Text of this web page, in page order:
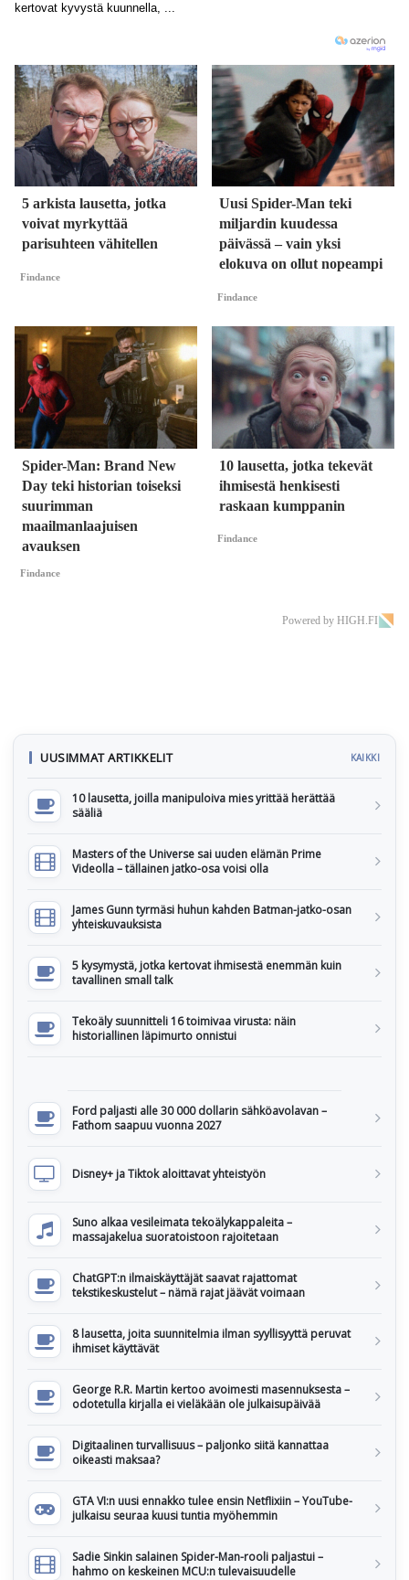
5 arkista lausetta, jotka
voivat myrkyttää
parisuhteen vähitellen
Findance
Uusi Spider-Man teki
miljardin kuudessa
päivässä – vain yksi
elokuva on ollut nopeampi
Findance
Spider-Man: Brand New
Day teki historian toiseksi
suurimman
maailmanlaajuisen
avauksen
Findance
10 lausetta, jotka tekevät
ihmisestä henkisesti
raskaan kumppanin
Findance
Powered by HIGH.FI
UUSIMMAT ARTIKKELIT KAIKKI
10 lausetta, joilla manipuloiva mies yrittää herättää
sääliä
Masters of the Universe sai uuden elämän Prime
Videolla – tällainen jatko-osa voisi olla
James Gunn tyrmäsi huhun kahden Batman-jatko-osan
yhteiskuvauksista
5 kysymystä, jotka kertovat ihmisestä enemmän kuin
tavallinen small talk
Tekoäly suunnitteli 16 toimivaa virusta: näin
historiallinen läpimurto onnistui
Ford paljasti alle 30 000 dollarin sähköavolavan –
Fathom saapuu vuonna 2027
Disney+ ja Tiktok aloittavat yhteistyön
Suno alkaa vesileimata tekoälykappaleita –
massajakelua suoratoistoon rajoitetaan
ChatGPT:n ilmaiskäyttäjät saavat rajattomat
tekstikeskustelut – nämä rajat jäävät voimaan
8 lausetta, joita suunnitelmia ilman syyllisyyttä peruvat
ihmiset käyttävät
George R.R. Martin kertoo avoimesti masennuksesta –
odotetulla kirjalla ei vieläkään ole julkaisupäivää
Digitaalinen turvallisuus – paljonko siitä kannattaa
oikeasti maksaa?
GTA VI:n uusi ennakko tulee ensin Netflixiin – YouTube-
julkaisu seuraa kuusi tuntia myöhemmin
Sadie Sinkin salainen Spider-Man-rooli paljastui –
hahmo on keskeinen MCU:n tulevaisuudelle